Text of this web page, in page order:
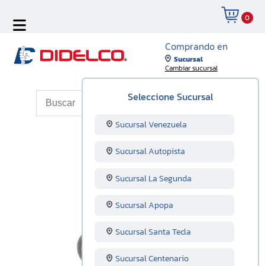
0
Comprando en
Sucursal
Cambiar sucursal
Seleccione Sucursal
Sucursal Venezuela
Sucursal Autopista
Sucursal La Segunda
Sucursal Apopa
Sucursal Santa Tecla
Sucursal Centenario